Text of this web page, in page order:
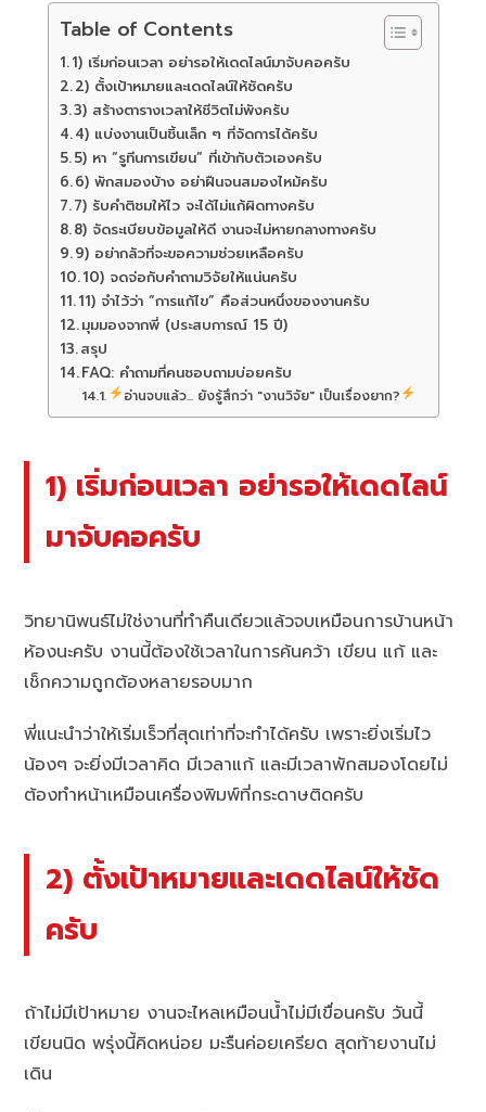
Table of Contents
1) เริ่มก่อนเวลา อย่ารอให้เดดไลน์มาจับคอครับ
2) ตั้งเป้าหมายและเดดไลน์ให้ชัดครับ
3) สร้างตารางเวลาให้ชีวิตไม่พังครับ
4) แบ่งงานเป็นชิ้นเล็ก ๆ ที่จัดการได้ครับ
5) หา “รูทีนการเขียน” ที่เข้ากับตัวเองครับ
6) พักสมองบ้าง อย่าฝืนจนสมองไหม้ครับ
7) รับคำติชมให้ไว จะได้ไม่แก้ผิดทางครับ
8) จัดระเบียบข้อมูลให้ดี งานจะไม่หายกลางทางครับ
9) อย่ากลัวที่จะขอความช่วยเหลือครับ
10) จดจ่อกับคำถามวิจัยให้แน่นครับ
11) จำไว้ว่า “การแก้ไข” คือส่วนหนึ่งของงานครับ
มุมมองจากพี่ (ประสบการณ์ 15 ปี)
สรุป
FAQ: คำถามที่คนชอบถามบ่อยครับ
อ่านจบแล้ว... ยังรู้สึกว่า "งานวิจัย" เป็นเรื่องยาก?
1) เริ่มก่อนเวลา อย่ารอให้เดดไลน์
มาจับคอครับ
วิทยานิพนธ์ไม่ใช่งานที่ทำคืนเดียวแล้วจบเหมือนการบ้านหน้า
ห้องนะครับ งานนี้ต้องใช้เวลาในการค้นคว้า เขียน แก้ และ
เช็กความถูกต้องหลายรอบมาก
พี่แนะนำว่าให้เริ่มเร็วที่สุดเท่าที่จะทำได้ครับ เพราะยิ่งเริ่มไว
น้องๆ จะยิ่งมีเวลาคิด มีเวลาแก้ และมีเวลาพักสมองโดยไม่
ต้องทำหน้าเหมือนเครื่องพิมพ์ที่กระดาษติดครับ
2) ตั้งเป้าหมายและเดดไลน์ให้ชัด
ครับ
ถ้าไม่มีเป้าหมาย งานจะไหลเหมือนน้ำไม่มีเขื่อนครับ วันนี้
เขียนนิด พรุ่งนี้คิดหน่อย มะรืนค่อยเครียด สุดท้ายงานไม่
เดิน